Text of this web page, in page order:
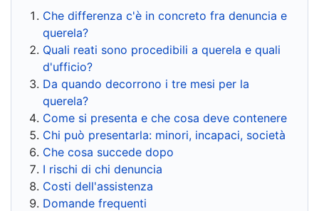
Che differenza c'è in concreto fra denuncia e
querela?
Quali reati sono procedibili a querela e quali
d'ufficio?
Da quando decorrono i tre mesi per la
querela?
Come si presenta e che cosa deve contenere
Chi può presentarla: minori, incapaci, società
Che cosa succede dopo
I rischi di chi denuncia
Costi dell'assistenza
Domande frequenti